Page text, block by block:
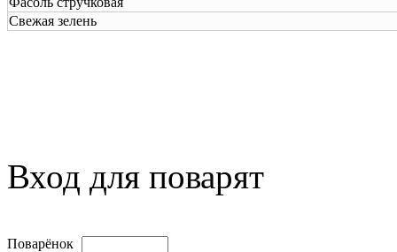
Свежая зелень
Вход для поварят
Поварёнок